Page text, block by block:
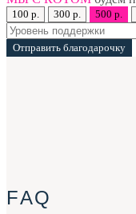
100 р. 300 р. 500 р.
Отправить благодарочку
F A Q